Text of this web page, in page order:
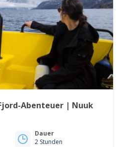
Abenteuer | Nuuk
Dauer
2 Stunden